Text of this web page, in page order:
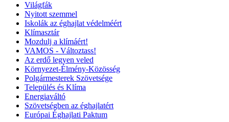
Világfák
Nyitott szemmel
Iskolák az éghajlat védelméért
Klímasztár
Mozdulj a klímáért!
VAMOS - Változtass!
Az erdő legyen veled
Környezet-Élmény-Közösség
Polgármesterek Szövetsége
Település és Klíma
Energiaváltó
Szövetségben az éghajlatért
Európai Éghajlati Paktum